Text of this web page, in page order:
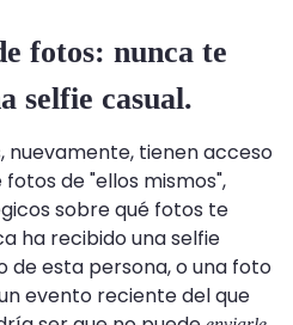
fotos: nunca te
selfie casual.
nuevamente, tienen acceso
de "ellos mismos",
sobre qué fotos te
ha recibido una selfie
esta persona, o una foto
evento reciente del que